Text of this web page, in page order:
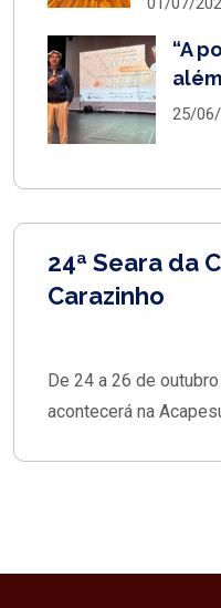
“A
25/
24ª Seara da
Carazinho
De 24 a 26 de
acontecerá na